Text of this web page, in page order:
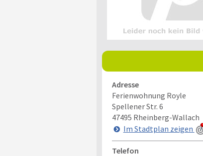
Adresse
Ferienwohnung Royle
Spellener Str. 6
47495 Rheinberg-Wallach
Im Stadtplan zeigen
Telefon